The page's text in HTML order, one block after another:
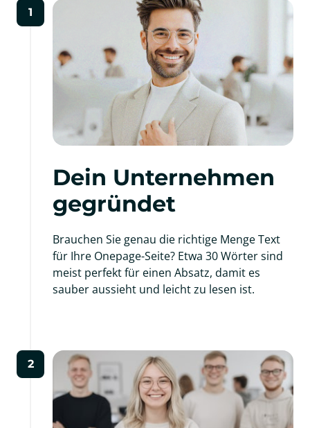
1
Dein Unternehmen
gegründet
Brauchen Sie genau die richtige Menge Text
für Ihre Onepage-Seite? Etwa 30 Wörter sind
meist perfekt für einen Absatz, damit es
sauber aussieht und leicht zu lesen ist.
2